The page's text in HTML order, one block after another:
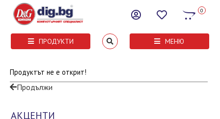
0
ПРОДУКТИ МЕНЮ
Продуктът не е открит!
Продължи
АКЦЕНТИ